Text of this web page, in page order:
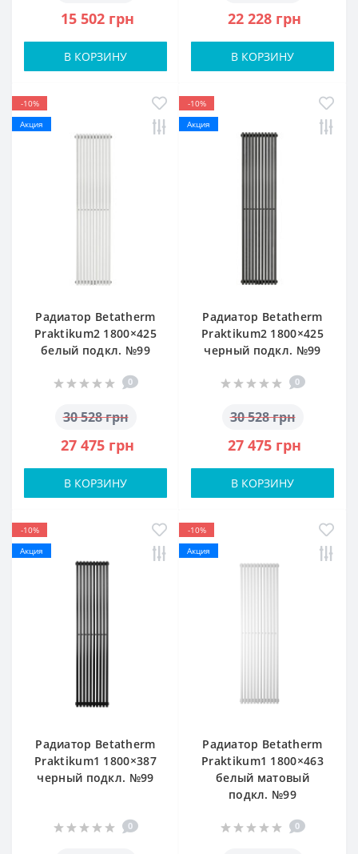
15 502 грн
В КОРЗИНУ
22 228 грн
В КОРЗИНУ
-10%
Акция
Радиатор Betatherm
Praktikum2 1800×425
белый подкл. №99
0
30 528 грн
27 475 грн
В КОРЗИНУ
-10%
Акция
Радиатор Betatherm
Praktikum2 1800×425
черный подкл. №99
0
30 528 грн
27 475 грн
В КОРЗИНУ
-10%
Акция
Радиатор Betatherm
Praktikum1 1800×387
черный подкл. №99
0
-10%
Акция
Радиатор Betatherm
Praktikum1 1800×463
белый матовый
подкл. №99
0